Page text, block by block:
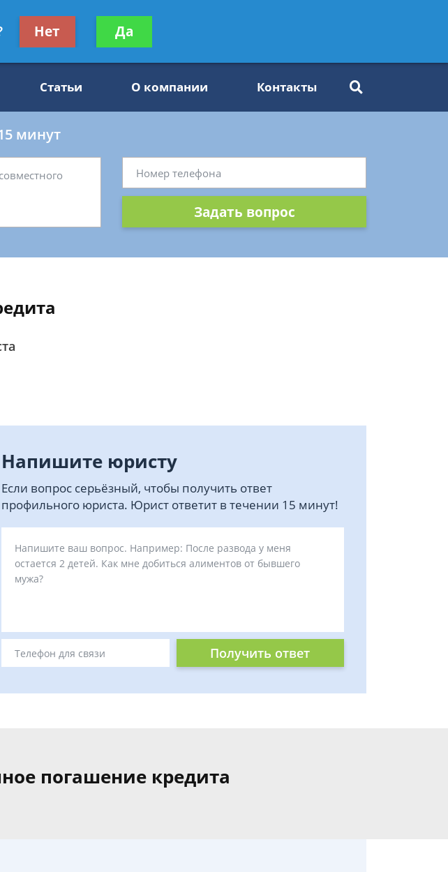
Получите консультацию
бесплатно
Статьи О компании Контакты
минут
Задать вопрос
Напишите юристу
Если вопрос серьёзный, чтобы получить ответ
профильного юриста. Юрист ответит в течении 15 минут!
Получить ответ
погашение кредита
Нет Да